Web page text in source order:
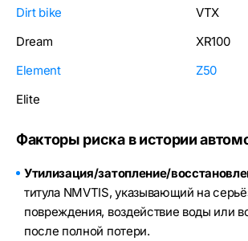
Dirt bike
Dream
Element
Elite
VTX
XR100
Z50
Факторы риска в истории
Утилизация/затопление/
титула NMVTIS, указывающий на
повреждения, воздействие воды или
после полной потери.